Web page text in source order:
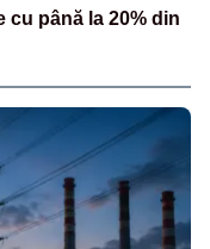
cu până la 20% din